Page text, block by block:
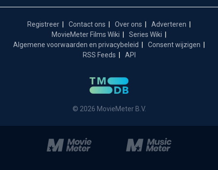
Registreer Contact ons Over ons
Adverteren
MovieMeter Films Wiki
Series Wiki
Algemene voorwaarden en privacybeleid
Consent wijzigen
RSS Feeds
API
© 2026 MovieMeter B.V.